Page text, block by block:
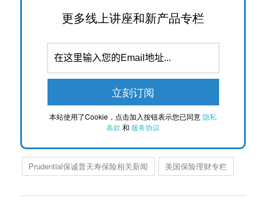
更多线上讲座和新产品专栏
本站使用了Cookie，点击加入按钮表示您已同意隐私
条款 和 服务协议
Prudential保诚普天寿保险相关新闻 美国保险理财专栏